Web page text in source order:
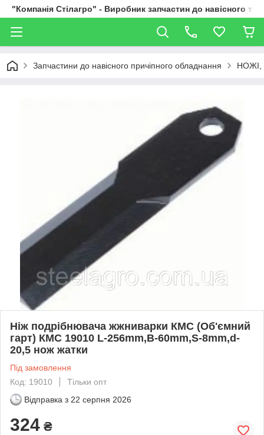
"Компанія Стілагро" - Виробник запчастин до навісного та
Запчастини до навісного причіпного обладнання НОЖІ,
Ніж подрібнювача жжниварки КМС (Об'ємний
гарт) КМС 19010 L-256mm,B-60mm,S-8mm,d-
20,5 нож жатки
Під замовлення
Код: 19010
Тільки опт
Відправка з 22 серпня 2026
324 ₴